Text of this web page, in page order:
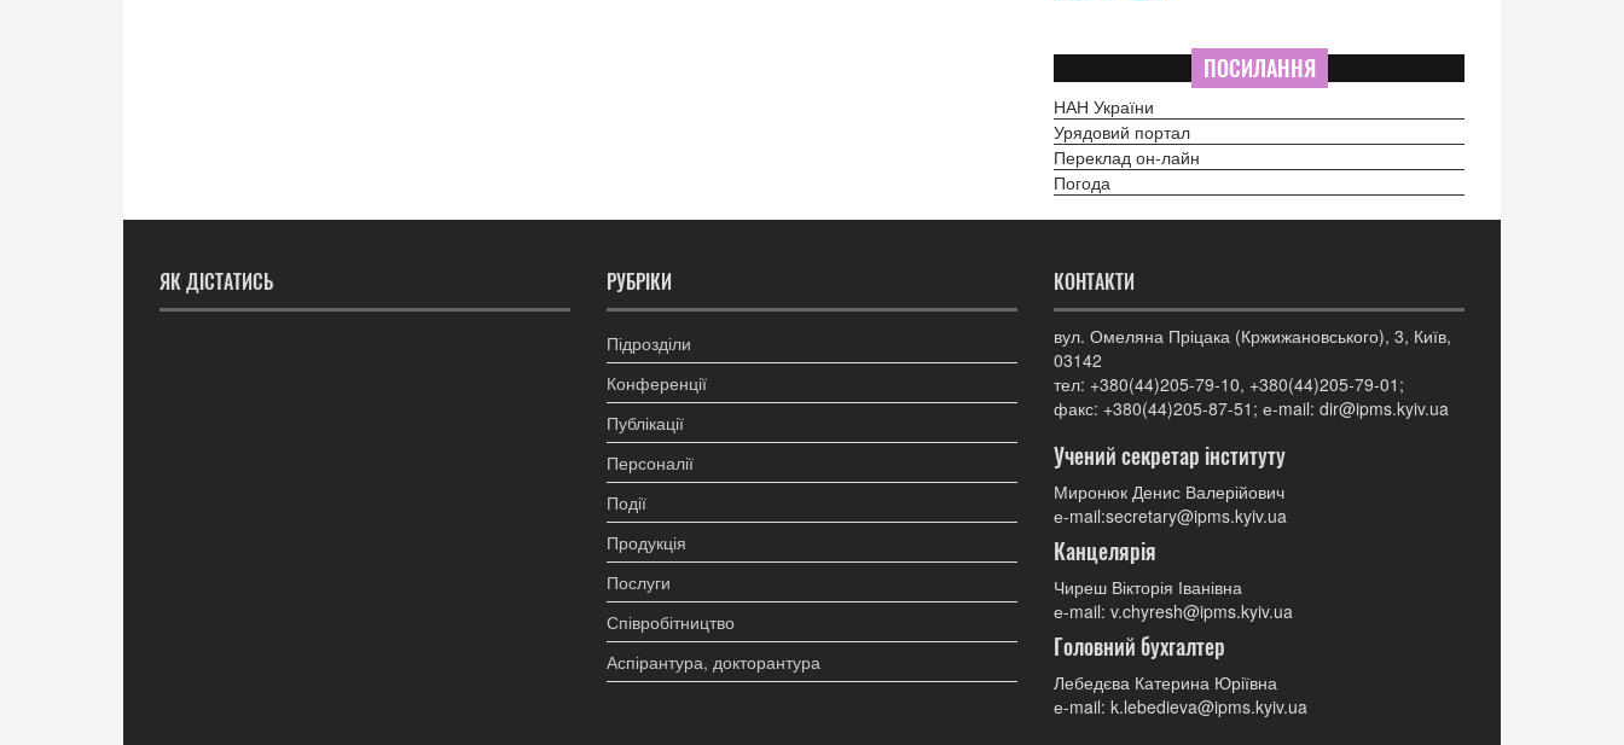
ПОСИЛАННЯ
НАН України
Урядовий портал
Переклад он-лайн
Погода
ЯК ДІСТАТИСЬ РУБРІКИ
Підрозділи
Конференції
Публікації
Персоналії
Події
Продукція
Послуги
Співробітництво
Аспірантура, докторантура
КОНТАКТИ
вул. Омеляна Пріцака (Кржижановського), 3, Київ,
03142
тел: +380(44)205-79-10, +380(44)205-79-01;
факс: +380(44)205-87-51; е-mail: dir@ipms.kyiv.ua
Учений секретар інституту
Миронюк Денис Валерійович
е-mail:secretary@ipms.kyiv.ua
Канцелярія
Чиреш Вікторія Іванівна
е-mail: v.chyresh@ipms.kyiv.ua
Головний бухгалтер
Лебедєва Катерина Юріївна
е-mail: k.lebedieva@ipms.kyiv.ua